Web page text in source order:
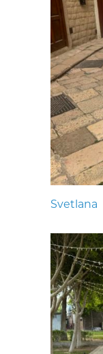
Svetlana